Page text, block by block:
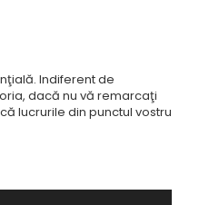
Indiferent de
dacă nu vă remarcaţi
lucrurile din punctul vostru